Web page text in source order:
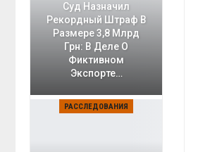
Суд Назначил
Рекордный Штраф В
Размере 3,8 Млрд
Грн: В Деле О
Фиктивном
Экспорте…
РАССЛЕДОВАНИЯ